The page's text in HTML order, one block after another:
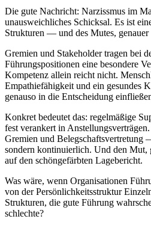
Die gute Nachricht: Narzissmus im
unausweichliches Schicksal. Es ist
Strukturen — und des Mutes, genauer
Gremien und Stakeholder tragen bei
Führungspositionen eine besondere
Kompetenz allein reicht nicht.
Empathiefähigkeit und ein gesundes
genauso in die Entscheidung
Konkret bedeutet das: regelmäßige
fest verankert in
Gremien und Belegschaftsvertretung
sondern kontinuierlich. Und den Mut,
auf den schöngefärbten Lagebericht.
Was wäre, wenn Organisationen
von der Persönlichkeitsstruktur
Strukturen, die gute Führung
schlechte?